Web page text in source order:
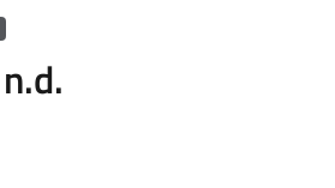
n.d.